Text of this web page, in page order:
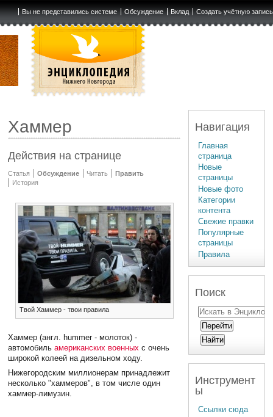
Вы не представились системе Обсуждение Вклад Создать учётную запись
Хаммер
Действия на странице
Статья Обсуждение Читать
Править
История
Твой Хаммер - твои правила
Хаммер (англ. hummer - молоток) -
автомобильамериканских военных с очень
широкой колеей на дизельном ходу.
Нижегородским миллионерам принадлежит
несколько "хаммеров", в том числе один
хаммер-лимузин.
Навигация
Главная
страница
Новые
страницы
Новые фото
Категории
контента
Свежие правки
Популярные
страницы
Правила
Поиск
Инструмент
ы
Ссылки сюда